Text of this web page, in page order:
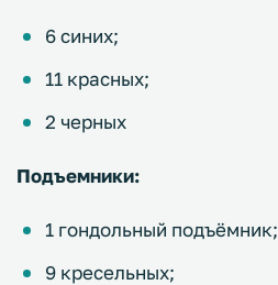
6 синих;
11 красных;
2 черных
Подъемники:
1 гондольный подъёмник;
9 кресельных;